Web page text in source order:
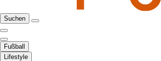
Suchen
Fußball
Lifestyle